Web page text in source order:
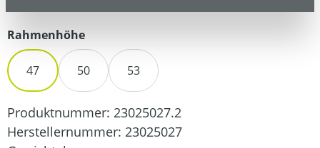
Rahmenhöheauswählen
47 50 53
Produktnummer: 23025027.2
Herstellernummer: 23025027